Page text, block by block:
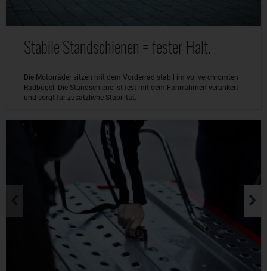
Stabile Standschienen = fester Halt.
Die Motorräder sitzen mit dem Vorderrad stabil im vollverchromten
Radbügel. Die Standschiene ist fest mit dem Fahrrahmen verankert
und sorgt für zusätzliche Stabilität.